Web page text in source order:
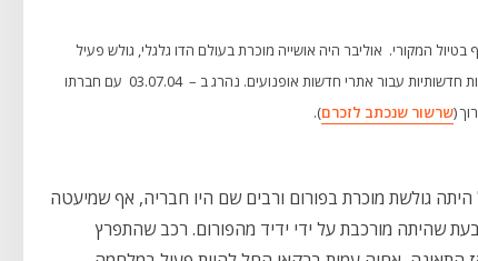
בטיול המקורי. אוליבר היה אושייה מוכרת בעולם הדו גלגלי, גולש פעיל
מאוד בקהילה הדו גלגלית האינטרנטית ואף כתב מספר ידיעות חדשותיות עבור אתרי חדשות אופנועים. נהרג ב – 03.07.04 עם חברתו
שרשור שנכתב לזכרם).
היתה גולשת מוכרת בפורום ורבים שם היו חבריה, אף שמיעטה
יחסית לכתוב בו. ברקאי ז"ל נהרגה ב-26.11.05 בעת שהיתה מורכבת על ידי ידיד מהפורום. רכב שהתפרץ